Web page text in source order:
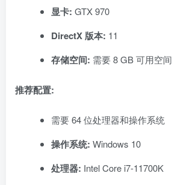
显卡: GTX 970
DirectX 版本: 11
存储空间: 需要 8 GB 可用空间
推荐配置:
需要 64 位处理器和操作系统
操作系统: Windows 10
处理器: Intel Core i7-11700K